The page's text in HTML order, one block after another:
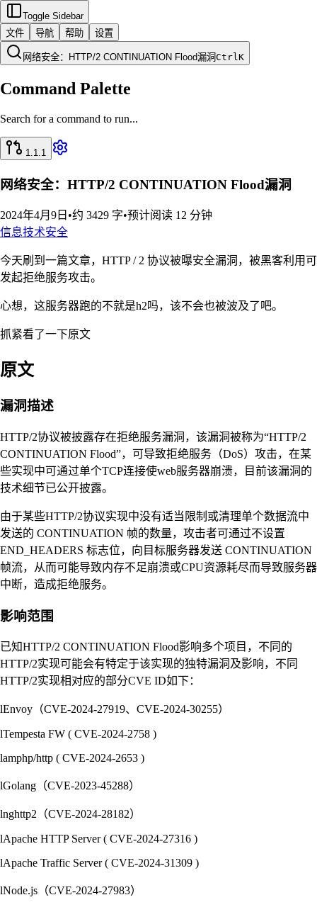
Toggle Sidebar
文件
导航 帮助 设置
网络安全：HTTP/2 CONTINUATION Flood漏洞CtrlK
Command Palette
Search for a command to run...
1.1.1
网络安全：HTTP/2 CONTINUATION Flood漏洞
2024年4月9日 •约 3429 字•预计阅读 12 分钟
信息技术安全
今天刷到一篇文章，HTTP / 2 协议被曝安全漏洞，被黑客利用可
发起拒绝服务攻击。
心想，这服务器跑的不就是h2吗，该不会也被波及了吧。
抓紧看了一下原文
原文
漏洞描述
HTTP/2协议被披露存在拒绝服务漏洞，该漏洞被称为“HTTP/2
CONTINUATION Flood”，可导致拒绝服务（DoS）攻击，在某
些实现中可通过单个TCP连接使web服务器崩溃，目前该漏洞的
技术细节已公开披露。
由于某些HTTP/2协议实现中没有适当限制或清理单个数据流中
发送的 CONTINUATION 帧的数量，攻击者可通过不设置
END_HEADERS 标志位，向目标服务器发送 CONTINUATION
帧流，从而可能导致内存不足崩溃或CPU资源耗尽而导致服务器
中断，造成拒绝服务。
影响范围
已知HTTP/2 CONTINUATION Flood影响多个项目，不同的
HTTP/2实现可能会有特定于该实现的独特漏洞及影响，不同
HTTP/2实现相对应的部分CVE ID如下：
lEnvoy（CVE-2024-27919、CVE-2024-30255）
lTempesta FW ( CVE-2024-2758 )
lamphp/http ( CVE-2024-2653 )
lGolang（CVE-2023-45288）
lnghttp2（CVE-2024-28182）
lApache HTTP Server ( CVE-2024-27316 )
lApache Traffic Server ( CVE-2024-31309 )
lNode.js（CVE-2024-27983）